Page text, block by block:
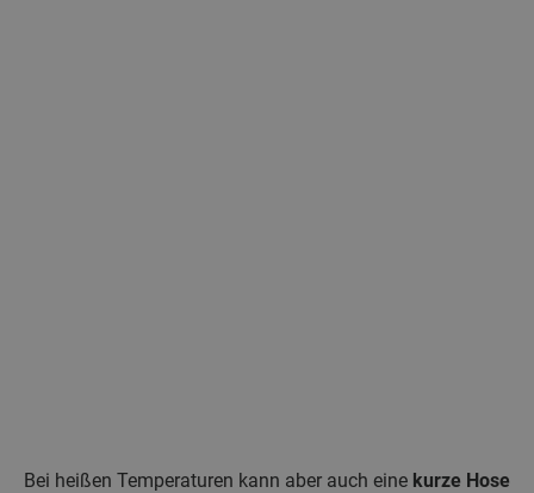
Bei heißen Temperaturen kann aber auch eine kurze Hose